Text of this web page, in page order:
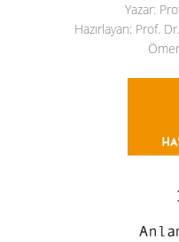
Yazar:
Hazırlayan: Prof.